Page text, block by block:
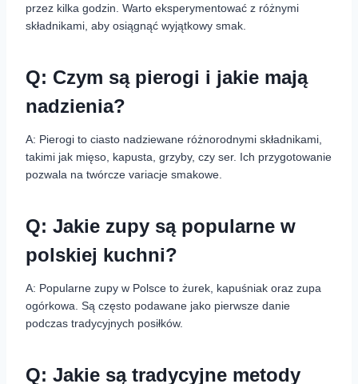
przez kilka godzin. Warto eksperymentować z różnymi
składnikami, aby osiągnąć wyjątkowy smak.
Q: Czym są pierogi i jakie mają
nadzienia?
A: Pierogi to ciasto nadziewane różnorodnymi składnikami,
takimi jak mięso, kapusta, grzyby, czy ser. Ich przygotowanie
pozwala na twórcze variacje smakowe.
Q: Jakie zupy są popularne w
polskiej kuchni?
A: Popularne zupy w Polsce to żurek, kapuśniak oraz zupa
ogórkowa. Są często podawane jako pierwsze danie
podczas tradycyjnych posiłków.
Q: Jakie są tradycyjne metody